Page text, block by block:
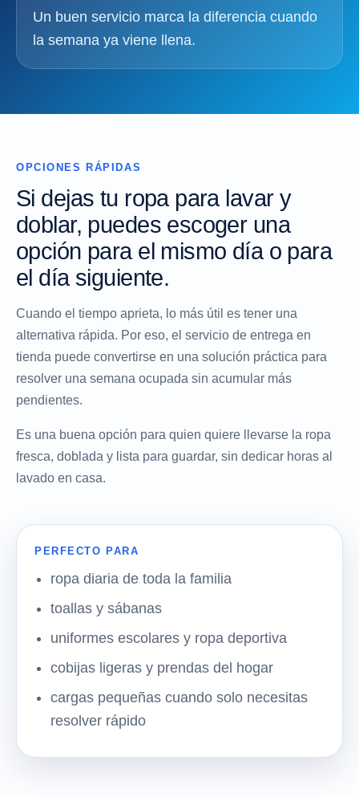
Un buen servicio marca la diferencia cuando
la semana ya viene llena.
OPCIONES RÁPIDAS
Si dejas tu ropa para lavar y
doblar, puedes escoger una
opción para el mismo día o para
el día siguiente.
Cuando el tiempo aprieta, lo más útil es tener una
alternativa rápida. Por eso, el servicio de entrega en
tienda puede convertirse en una solución práctica para
resolver una semana ocupada sin acumular más
pendientes.
Es una buena opción para quien quiere llevarse la ropa
fresca, doblada y lista para guardar, sin dedicar horas al
lavado en casa.
PERFECTO PARA
ropa diaria de toda la familia
toallas y sábanas
uniformes escolares y ropa deportiva
cobijas ligeras y prendas del hogar
cargas pequeñas cuando solo necesitas
resolver rápido